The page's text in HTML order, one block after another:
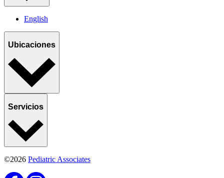
English
Ubicaciones
Servicios
©2026 Pediatric Associates